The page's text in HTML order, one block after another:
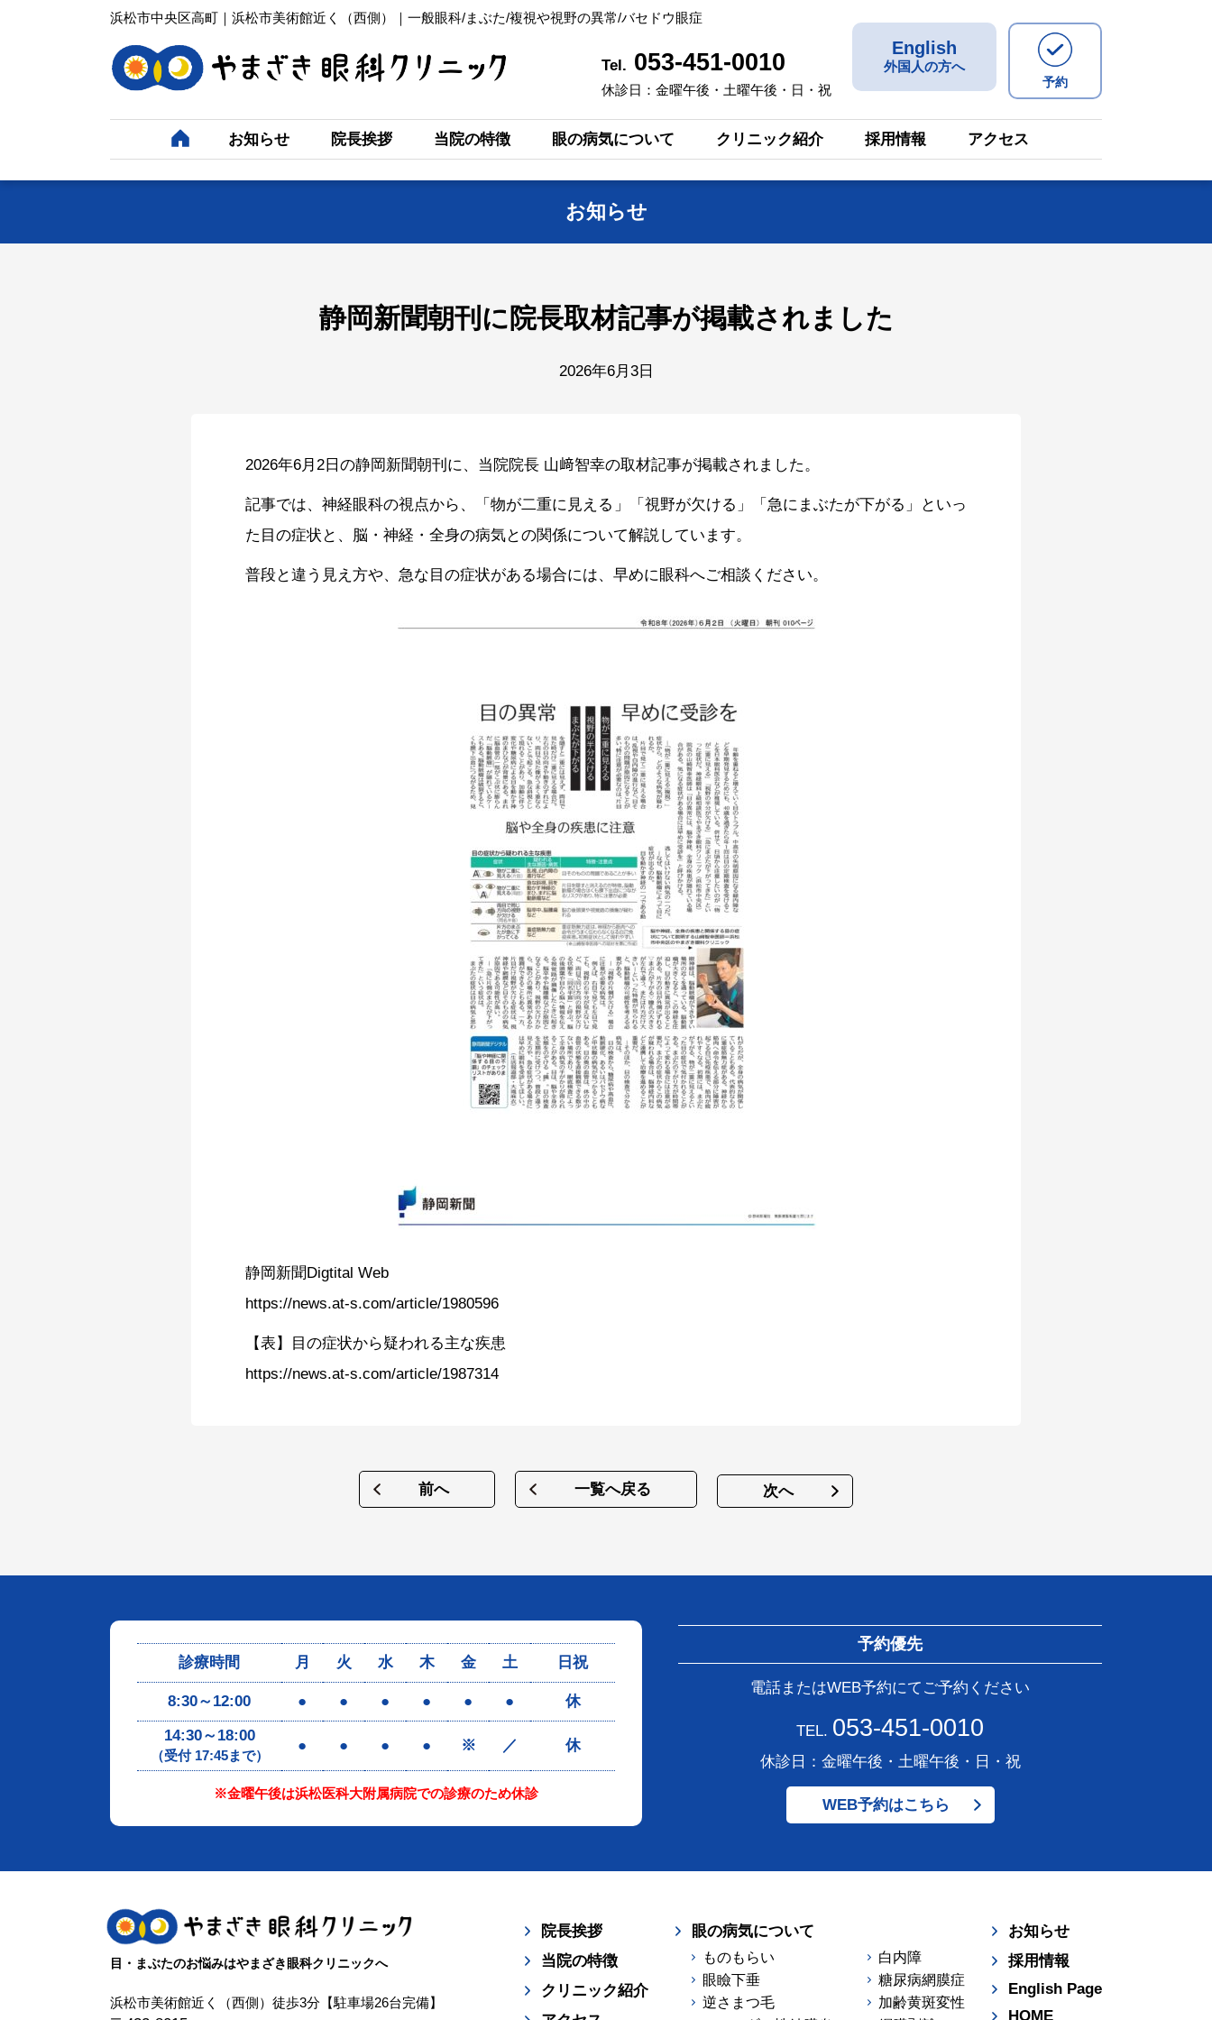
浜松市中央区高町｜浜松市美術館近く（西側）｜ 一般眼科/まぶた/複視や視野の異常/バセドウ眼症
English
外国人の方へ
予約
Tel. 053-451-0010
休診日：金曜午後・土曜午後・日・祝
お知らせ 院長挨拶 当院の特徴 眼の病気について クリニック紹介 採用情報 アクセス
お知らせ
静岡新聞朝刊に院長取材記事が掲載されました
2026年6月3日
2026年6月2日の静岡新聞朝刊に、当院院長 山﨑智幸の取材記事が掲載されました。
記事では、神経眼科の視点から、「物が二重に見える」「視野が欠ける」「急にまぶたが下がる」といっ
た目の症状と、脳・神経・全身の病気との関係について解説しています。
普段と違う見え方や、急な目の症状がある場合には、早めに眼科へご相談ください。
静岡新聞Digtital Web
https://news.at-s.com/article/1980596
【表】目の症状から疑われる主な疾患
https://news.at-s.com/article/1987314
前へ 一覧へ戻る 次へ
診療時間 月 火 水 木 金 土 日祝
8:30～12:00 ● ● ● ● ● ●
休
14:30～18:00
（受付 17:45まで）
● ● ● ● ※ ／ 休
※金曜午後は浜松医科大附属病院での診療のため休診
予約優先
電話またはWEB予約にてご予約ください
TEL. 053-451-0010
休診日：金曜午後・土曜午後・日・祝
WEB予約はこちら
目・まぶたのお悩みはやまざき眼科クリニックへ
浜松市美術館近く（西側）徒歩3分【駐車場26台完備】
院長挨拶
当院の特徴
クリニック紹介
眼の病気について
ものもらい
眼瞼下垂
逆さまつ毛
白内障
糖尿病網膜症
加齢黄斑変性
お知らせ
採用情報
English Page
HOME